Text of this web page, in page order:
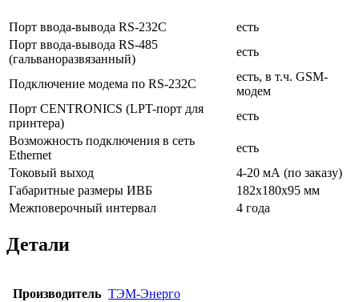
Порт ввода-вывода RS-232С
есть
Порт ввода-вывода RS-485
(гальваноразвязанный)
есть
Подключение модема по RS-232С
есть, в т.ч. GSM-
модем
Порт CENTRONICS (LPT-порт для
принтера)
есть
Возможность подключения в сеть
Ethernet
есть
Токовый выход
4-20 мА (по заказу)
Габаритные размеры ИВБ
182х180х95 мм
Межповерочный интервал
4 года
Детали
Производитель ТЭМ-Энерго